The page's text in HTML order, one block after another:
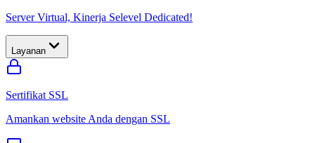
Server Virtual, Kinerja Selevel Dedicated!
Layanan
Sertifikat SSL
Amankan website Anda dengan SSL